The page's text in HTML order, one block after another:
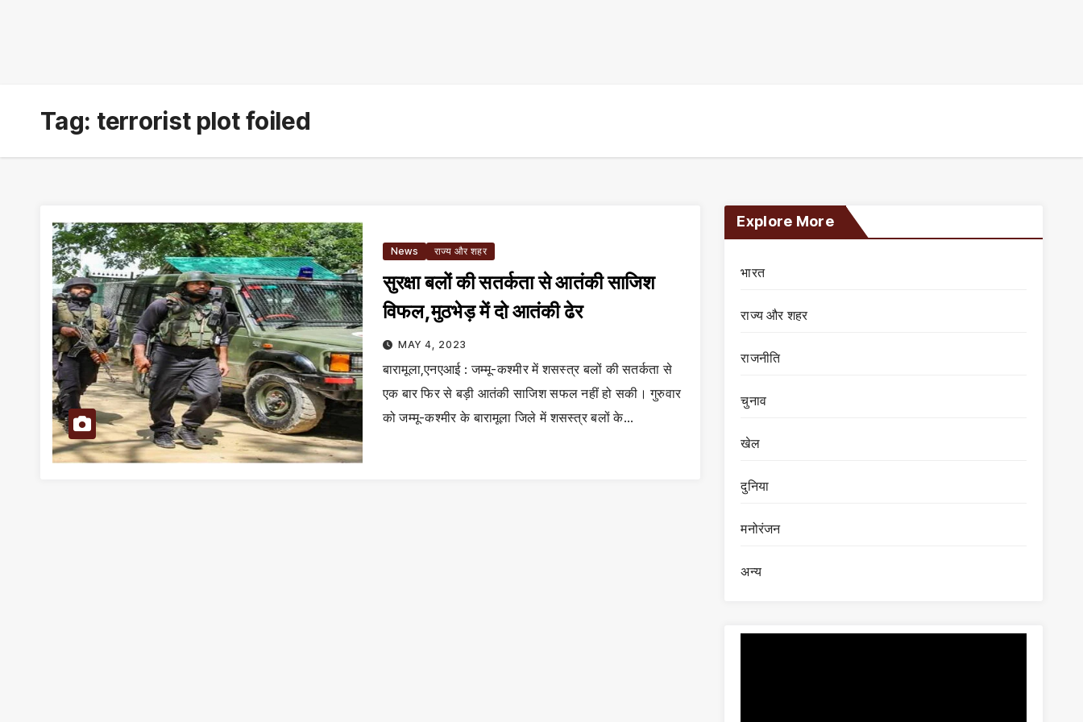
Tag: terrorist plot foiled
News राज्य और शहर
सुरक्षा बलों की सतर्कता से आतंकी साजिश
विफल,मुठभेड़ में दो आतंकी ढेर
MAY 4, 2023
बारामूला,एनएआई : जम्मू-कश्मीर में शसस्त्र बलों की सतर्कता से
एक बार फिर से बड़ी आतंकी साजिश सफल नहीं हो सकी। गुरुवार
को जम्मू-कश्मीर के बारामूला जिले में शसस्त्र बलों के…
Explore More
भारत
राज्य और शहर
राजनीति
चुनाव
खेल
दुनिया
मनोरंजन
अन्य